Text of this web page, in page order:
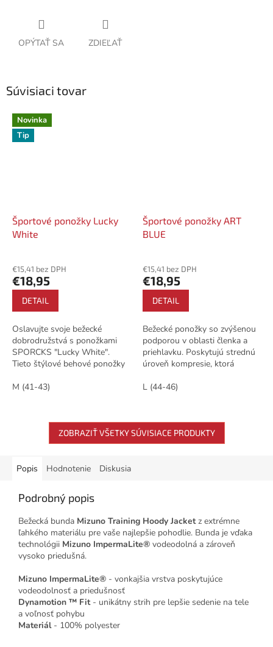
OPÝTAŤ SA ZDIEĽAŤ
Súvisiaci tovar
Novinka
Tip
Športové ponožky Lucky
White
€15,41 bez DPH
€18,95
DETAIL
Oslavujte svoje bežecké
dobrodružstvá s ponožkami
SPORCKS "Lucky White".
Tieto štýlové behové ponožky
výkone. S výnimočnými
M (41-43)
Športové ponožky ART
BLUE
€15,41 bez DPH
€18,95
DETAIL
Bežecké ponožky so zvýšenou
podporou v oblasti členka a
priehlavku. Poskytujú strednú
úroveň kompresie, ktorá
zmierňuje zápal počas dlhších
L (44-46)
ZOBRAZIŤ VŠETKY SÚVISIACE PRODUKTY
Popis Hodnotenie Diskusia
Podrobný popis
Bežecká bunda Mizuno Training Hoody Jacketz extrémne
ľahkého materiálu pre vaše najlepšie pohodlie. Bunda je vďaka
technológii Mizuno ImpermaLite® vodeodolná a zároveň
vysoko priedušná.
Mizuno ImpermaLite® - vonkajšia vrstva poskytujúce
vodeodolnosť a priedušnosť
Dynamotion ™ Fit- unikátny strih pre lepšie sedenie na tele
a voľnosť pohybu
Materiál- 100% polyester